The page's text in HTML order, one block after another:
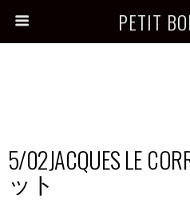
PETIT
5/02JACQUES LE
ット